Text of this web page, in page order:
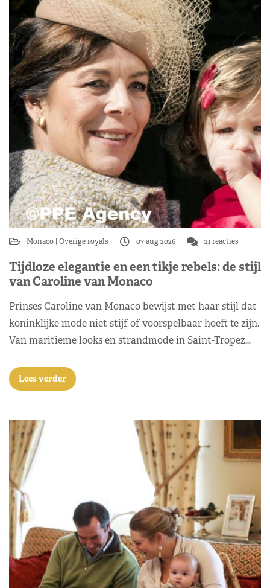
Monaco Overige royals 07 aug 2026 21 reacties
Tijdloze elegantie en een tikje rebels: de stijl
van Caroline van Monaco
Prinses Caroline van Monaco bewijst met haar stijl dat
koninklijke mode niet stijf of voorspelbaar hoeft te zijn.
Van maritieme looks en strandmode in Saint-Tropez…
Lees verder